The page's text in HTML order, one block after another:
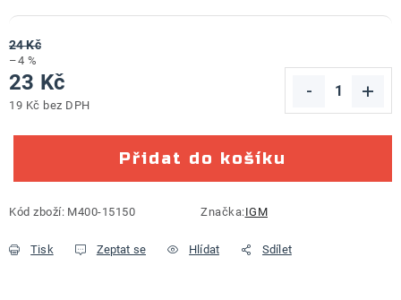
24 Kč
–4 %
23 Kč
19 Kč bez DPH
Přidat do košíku
Kód zboží: M400-15150 Značka:IGM
Tisk Zeptat se Hlídat Sdílet